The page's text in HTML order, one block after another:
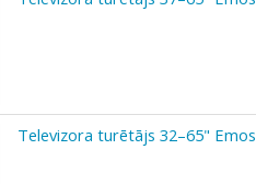
Televizora turētājs 32–65" Emos